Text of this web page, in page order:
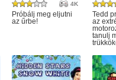
4K
Próbálj meg eljutni
az űrbe!
Tedd
az
tanulj